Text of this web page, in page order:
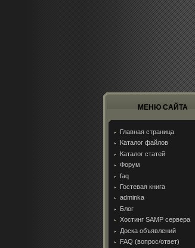
МЕНЮ САЙТА
Главная страница
Каталог файлов
Каталог статей
Форум
faq
Гостевая книга
adminka
Блог
Хостинг SAMP сервера
Доска объявлений
FAQ (вопрос/ответ)